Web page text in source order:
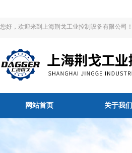
您好，欢迎来到上海荆戈工业控制设备有限公司！
网站首页 关于我们